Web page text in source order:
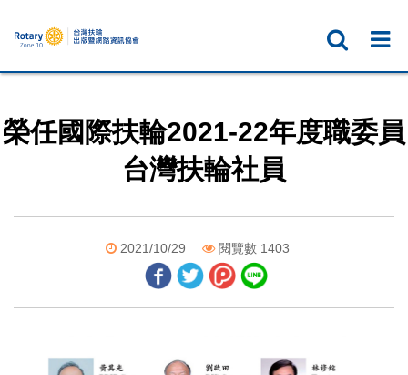
榮任國際扶輪2021-22年度職委員
台灣扶輪社員
2021/10/29 閱覽數 1403